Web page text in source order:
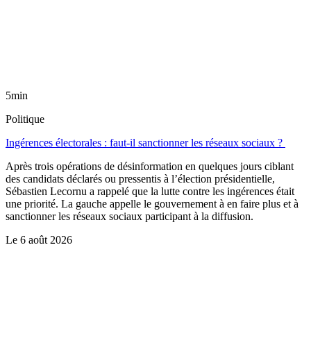
5min
Politique
Ingérences électorales : faut-il sanctionner les réseaux sociaux ?
Après trois opérations de désinformation en quelques jours ciblant
des candidats déclarés ou pressentis à l’élection présidentielle,
Sébastien Lecornu a rappelé que la lutte contre les ingérences était
une priorité. La gauche appelle le gouvernement à en faire plus et à
sanctionner les réseaux sociaux participant à la diffusion.
Le 6 août 2026